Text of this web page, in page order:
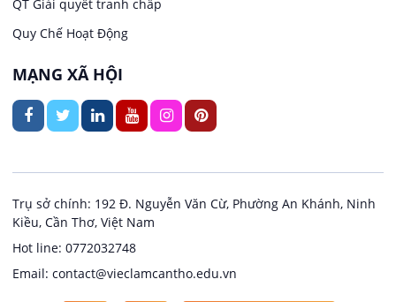
Ngân hàng
Nhà hàng / Khách sạn
Thủy Sản
Quản lý chất lượng (QA/QC)
Việc làm tại Vị Thanh
Việc làm tại Long Phú 1
Việc làm tại Đại Thành
QT Giải quyết tranh chấp
Quy Chế Hoạt Động
MẠNG XÃ HỘI
Trụ sở chính: 192 Đ. Nguyễn Văn Cừ, Phường An Khánh, Ninh
Kiều, Cần Thơ, Việt Nam
Hot line: 0772032748
Email: contact@vieclamcantho.edu.vn